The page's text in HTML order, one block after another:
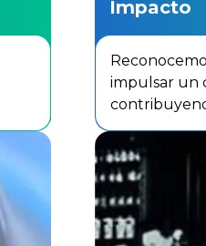
Impacto
impulsar un